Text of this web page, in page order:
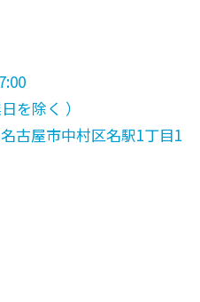
を除く ）
古屋市中村区名駅1丁目1